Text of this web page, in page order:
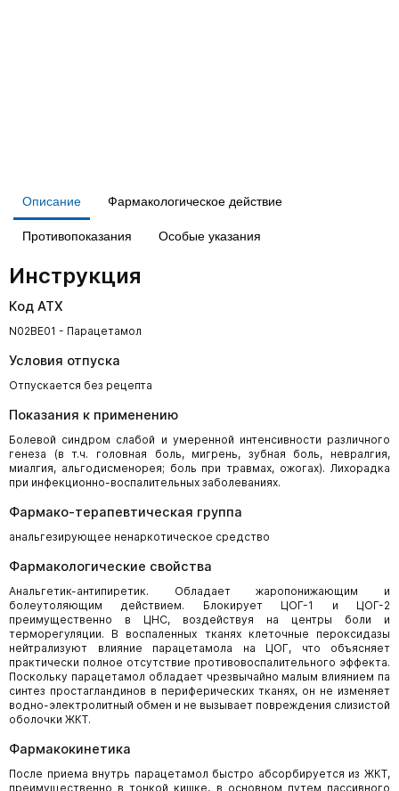
Описание Фармакологическое действие
Противопоказания Особые указания
Инструкция
Код АТХ
N02BE01 - Парацетамол
Условия отпуска
Отпускается без рецепта
Показания к применению
Болевой синдром слабой и умеренной интенсивности различного
генеза (в т.ч. головная боль, мигрень, зубная боль, невралгия,
миалгия, альгодисменорея; боль при травмах, ожогах). Лихорадка
при инфекционно-воспалительных заболеваниях.
Фармако-терапевтическая группа
анальгезирующее ненаркотическое средство
Фармакологические свойства
Анальгетик-антипиретик. Обладает жаропонижающим и
болеутоляющим действием. Блокирует ЦОГ-1 и ЦОГ-2
преимущественно в ЦНС, воздействуя на центры боли и
терморегуляции. В воспаленных тканях клеточные пероксидазы
нейтрализуют влияние парацетамола на ЦОГ, что объясняет
практически полное отсутствие противовоспалительного эффекта.
Поскольку парацетамол обладает чрезвычайно малым влиянием па
синтез простагландинов в периферических тканях, он не изменяет
водно-электролитный обмен и не вызывает повреждения слизистой
оболочки ЖКТ.
Фармакокинетика
После приема внутрь парацетамол быстро абсорбируется из ЖКТ,
преимущественно в тонкой кишке, в основном путем пассивного